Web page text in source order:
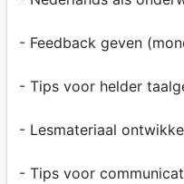
- Feedback geven
- Tips voor helder
- Lesmateriaal
- Tips voor